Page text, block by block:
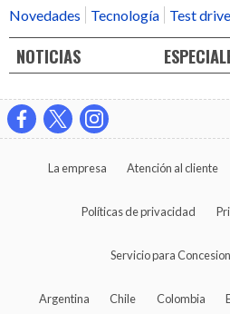
Novedades
Tecnología Test drive
NOTICIAS
La empresa Atención al cliente
Políticas de privacidad
Servicio para
Argentina Chile Colombia